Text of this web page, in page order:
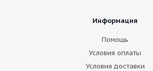
Информация
Помощь
Условия оплаты
Условия доставки